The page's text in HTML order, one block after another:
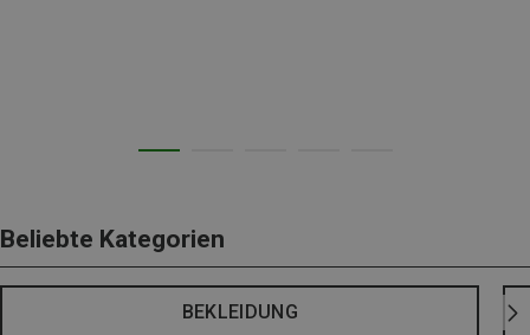
Beliebte Kategorien
BEKLEIDUNG